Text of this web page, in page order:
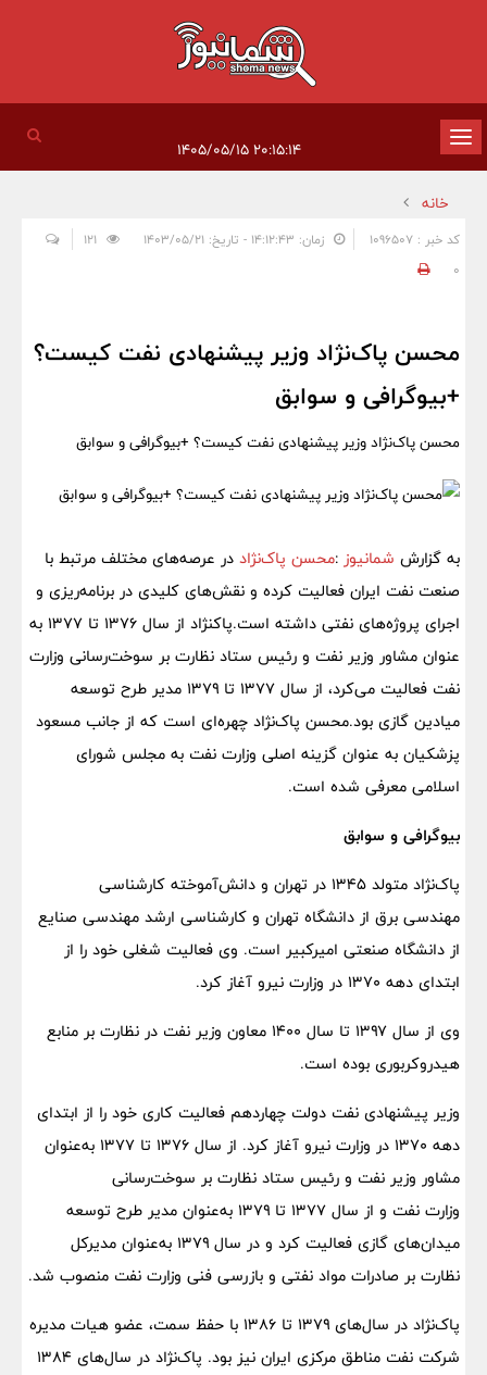
تغییر
وضعیت
ناوبری
۲۰:۱۵:۱۴ ۱۴۰۵/۰۵/۱۵
خانه
کد خبر : 1096507 زمان: ۱۴:۱۲:۴۳ - تاریخ: ۱۴۰۳/۰۵/۲۱
0
محسن پاک‌نژاد وزیر پیشنهادی نفت کیست؟
+بیوگرافی و سوابق
محسن پاک‌نژاد وزیر پیشنهادی نفت کیست؟ +بیوگرافی و سوابق
به گزارش شمانیوز :محسن پاک‌نژاد در عرصه‌های مختلف مرتبط با
صنعت نفت ایران فعالیت کرده و نقش‌های کلیدی در برنامه‌ریزی و
اجرای پروژه‌های نفتی داشته است.پاکنژاد از سال ۱۳۷۶ تا ۱۳۷۷ به
عنوان مشاور وزیر نفت و رئیس ستاد نظارت بر سوخت‌رسانی وزارت
نفت فعالیت می‌کرد، از سال ۱۳۷۷ تا ۱۳۷۹ مدیر طرح توسعه
میادین گازی بود.محسن پاک‌نژاد چهره‌ای است که از جانب مسعود
پزشکیان به عنوان گزینه اصلی وزارت نفت به مجلس شورای
اسلامی معرفی شده است.
بیوگرافی و سوابق
پاک‌نژاد متولد ۱۳۴۵ در تهران و دانش‌آموخته کارشناسی
مهندسی برق از دانشگاه تهران و کارشناسی ارشد مهندسی صنایع
از دانشگاه صنعتی امیرکبیر است. وی فعالیت شغلی خود را از
ابتدای دهه ۱۳۷۰ در وزارت نیرو آغاز کرد.
وی از سال ۱۳۹۷ تا سال ۱۴۰۰ معاون وزیر نفت در نظارت بر منابع
هیدروکربوری بوده است.
وزیر پیشنهادی نفت دولت چهاردهم فعالیت کاری خود را از ابتدای
دهه ۱۳۷۰ در وزارت نیرو آغاز کرد. از سال ۱۳۷۶ تا ۱۳۷۷ به‌عنوان
مشاور وزیر نفت و رئیس ستاد نظارت بر سوخت‌رسانی
وزارت نفت و از سال ۱۳۷۷ تا ۱۳۷۹ به‌عنوان مدیر طرح توسعه
میدان‌های گازی فعالیت کرد و در سال ۱۳۷۹ به‌عنوان مدیرکل
نظارت بر صادرات مواد نفتی و بازرسی فنی وزارت نفت منصوب شد.
پاک‌نژاد در سال‌های ۱۳۷۹ تا ۱۳۸۶ با حفظ سمت، عضو هیات مدیره
شرکت نفت مناطق مرکزی ایران نیز بود. پاک‌نژاد در سال‌های ۱۳۸۴